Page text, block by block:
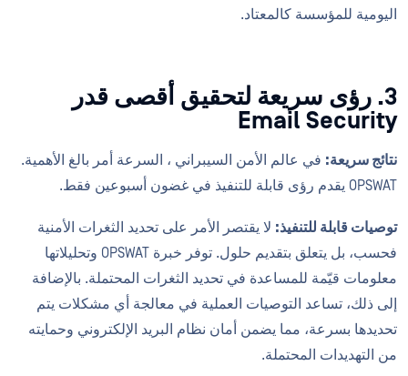
اليومية للمؤسسة كالمعتاد.
3. رؤى سريعة لتحقيق أقصى قدر
Email Security
نتائج سريعة: في عالم الأمن السيبراني ، السرعة أمر بالغ الأهمية.
OPSWAT يقدم رؤى قابلة للتنفيذ في غضون أسبوعين فقط.
توصيات قابلة للتنفيذ: لا يقتصر الأمر على تحديد الثغرات الأمنية
فحسب، بل يتعلق بتقديم حلول. توفر خبرة OPSWAT وتحليلاتها
معلومات قيّمة للمساعدة في تحديد الثغرات المحتملة. بالإضافة
إلى ذلك، تساعد التوصيات العملية في معالجة أي مشكلات يتم
تحديدها بسرعة، مما يضمن أمان نظام البريد الإلكتروني وحمايته
من التهديدات المحتملة.